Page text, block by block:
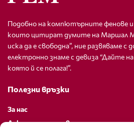
Подобно на компютърните фенове
които цитират думите на Маршал
иска да е свободна”, ние развяваме
електронно знаме с девиза “Дайте
която й се полага!”.
Полезни връзки
За нас
Декларация за поверителност